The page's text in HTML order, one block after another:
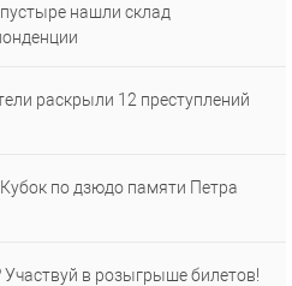
нашли склад
раскрыли 12 преступлений
по дзюдо памяти Петра
в розыгрыше билетов!